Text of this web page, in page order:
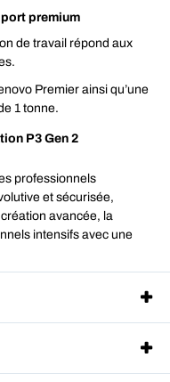
premium
de travail répond aux
Premier ainsi qu’une
1 tonne.
P3 Gen 2
professionnels
et sécurisée,
avancée, la
intensifs avec une